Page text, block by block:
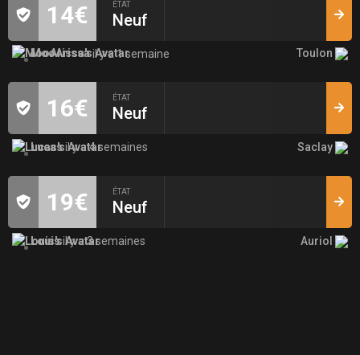
14€ ÉTAT
Neuf
MooArissail y a 1 semaine Toulon
16€ ÉTAT
Neuf
Lucasil y a 4 semaines Saclay
19€ ÉTAT
Neuf
Louisil y a 3 semaines Auriol